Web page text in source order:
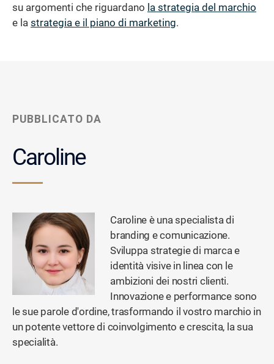
su argomenti che riguardano la strategia del marchio
e la strategia e il piano di marketing.
PUBBLICATO DA
Caroline
Caroline è una specialista di
branding e comunicazione.
Sviluppa strategie di marca e
identità visive in linea con le
ambizioni dei nostri clienti.
Innovazione e performance sono
le sue parole d'ordine, trasformando il vostro marchio in
un potente vettore di coinvolgimento e crescita, la sua
specialità.